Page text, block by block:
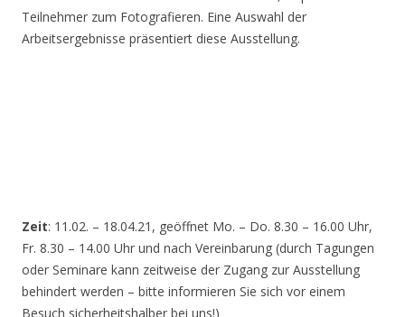
Teilnehmer zum Fotografieren. Eine Auswahl der
Arbeitsergebnisse präsentiert diese Ausstellung.
Zeit: 11.02. – 18.04.21, geöffnet Mo. – Do. 8.30 – 16.00 Uhr,
Fr. 8.30 – 14.00 Uhr und nach Vereinbarung (durch Tagungen
oder Seminare kann zeitweise der Zugang zur Ausstellung
behindert werden – bitte informieren Sie sich vor einem
Besuch sicherheitshalber bei uns!)